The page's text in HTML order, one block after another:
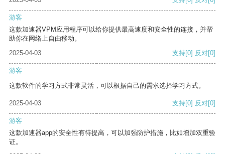
游客
这款加速器VPM应用程序可以给你提供最高速度和安全性的连接，并帮
助你在网络上自由移动。
2025-04-03
支持[0] 反对[0]
游客
这款软件的学习方式非常灵活，可以根据自己的需求选择学习方式。
2025-04-03 支持[0] 反对[0]
游客
这款加速器app的安全性有待提高，可以加强防护措施，比如增加双重验
证。